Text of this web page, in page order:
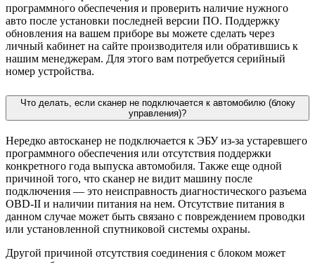
программного обеспечения и проверить наличие нужного
авто после установки последней версии ПО. Поддержку
обновления на вашем приборе вы можете сделать через
личный кабинет на сайте производителя или обратившись к
нашим менеджерам. Для этого вам потребуется серийный
номер устройства.
Что делать, если сканер не подключается к автомобилю (блоку
управления)?
Нередко автосканер не подключается к ЭБУ из-за устаревшего
программного обеспечения или отсутствия поддержки
конкретного года выпуска автомобиля. Также еще одной
причиной того, что сканер не видит машину после
подключения — это неисправность диагностического разъема
OBD-II и наличии питания на нем. Отсутствие питания в
данном случае может быть связано с повреждением проводки
или установленной спутниковой системы охраны.
Другой причиной отсутствия соединения с блоком может